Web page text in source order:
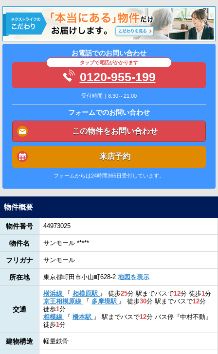
お電話でのお問い合わせ
タップで電話がかかります
0120-955-199
受付時間｜8:30～21:00
フォームでのお問い合わせ
この物件をお問い合わせ
来店予約
フォームからは24時間365日受付しています。
物件概要
物件番号 44973025
物件名 サンモール *****
フリガナ サンモール
所在地 東京都町田市小山町628-2 地図を表示
交通
横浜線 『 相模原駅 』 徒歩25分駅までバスで12分 徒歩1分
京王相模原線
『 多摩境駅 』 徒歩30分駅までバスで12分
徒歩1分
相模線
『 橋本駅 』駅までバスで12分 バス停『中村不動』
徒歩1分
建物構造 軽量鉄骨